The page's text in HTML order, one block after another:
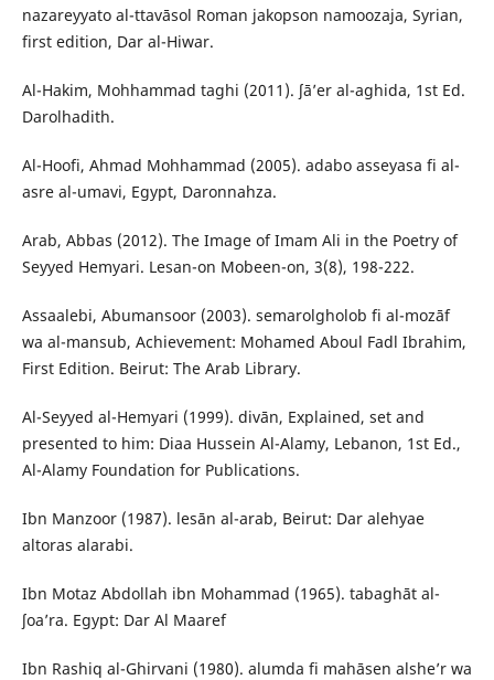
nazareyyato al-ttavāsol Roman jakopson namoozaja, Syrian,
first edition, Dar al-Hiwar.
Al-Hakim, Mohhammad taghi (2011). ʃā’er al-aghida, 1st Ed.
Darolhadith.
Al-Hoofi, Ahmad Mohhammad (2005). adabo asseyasa fi al-
asre al-umavi, Egypt, Daronnahza.
Arab, Abbas (2012). The Image of Imam Ali in the Poetry of
Seyyed Hemyari. Lesan-on Mobeen-on, 3(8), 198-222.
Assaalebi, Abumansoor (2003). semarolgholob fi al-mozāf
wa al-mansub, Achievement: Mohamed Aboul Fadl Ibrahim,
First Edition. Beirut: The Arab Library.
Al-Seyyed al-Hemyari (1999). divān, Explained, set and
presented to him: Diaa Hussein Al-Alamy, Lebanon, 1st Ed.,
Al-Alamy Foundation for Publications.
Ibn Manzoor (1987). lesān al-arab, Beirut: Dar alehyae
altoras alarabi.
Ibn Motaz Abdollah ibn Mohammad (1965). tabaghāt al-
ʃoa’ra. Egypt: Dar Al Maaref
Ibn Rashiq al-Ghirvani (1980). alumda fi mahāsen alshe’r wa